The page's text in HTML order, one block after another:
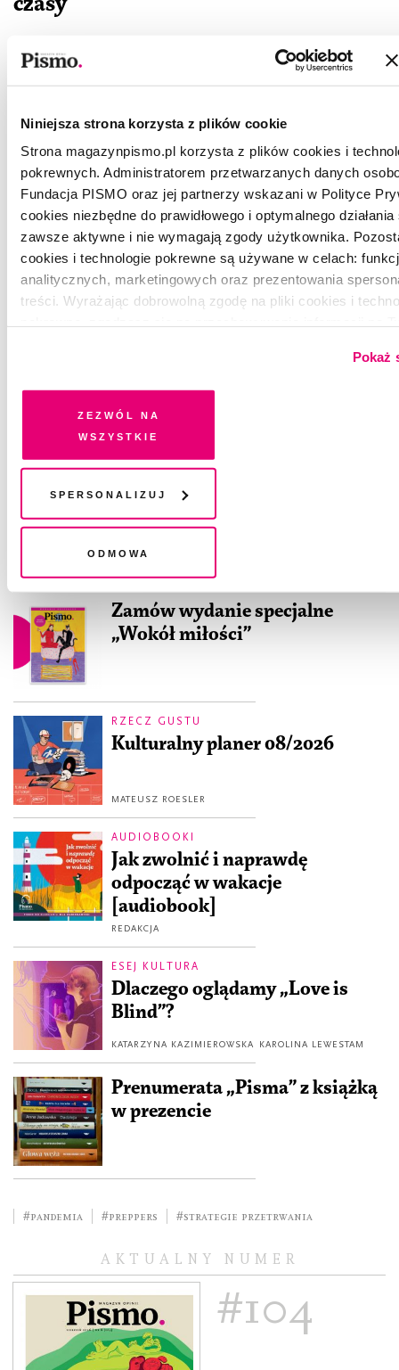
Niniejsza strona korzysta z plików cookie
Strona magazynpismo.pl korzysta z plików cookies i
pokrewnych. Administratorem przetwarzanych danych
Fundacja PISMO oraz jej partnerzy wskazani w Polityce
cookies niezbędne do prawidłowego i optymalnego
zawsze aktywne i nie wymagają zgody użytkownika.
cookies i technologie pokrewne są używane w celach:
analitycznych, marketingowych oraz prezentowania
treści. Wyrażając dobrowolną zgodę na pliki cookies i
na wszystkie lub niektóre pliki cookies i technologie
każdej chwili wycofać lub ponowić w zakładce "Ustawienia
Wycofanie zgody nie wpływa na legalność przetwarzania
Pokaż
Zezwól na
wszystkie
Spersonalizuj
Odmowa
POLECAMY
Zamów wydanie specjalne
„Wokół miłości”
RZECZ GUSTU
Kulturalny planer 08/2026
MATEUSZ ROESLER
AUDIOBOOKI
Jak zwolnić i naprawdę
odpocząć w wakacje
[audiobook]
REDAKCJA
ESEJ KULTURA
Dlaczego oglądamy „Love is
Blind”?
KATARZYNA KAZIMIEROWSKA KAROLINA LEWESTAM
Prenumerata „Pisma” z książką
w prezencie
#pandemia #preppers #strategie przetrwania
AKTUALNY NUMER
#104
[...]
WOJCIECH BRZOSKA